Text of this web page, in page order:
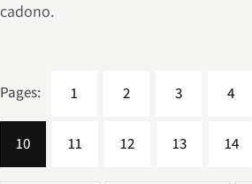
cadono.
Pages: 1 2 3 4
10 11 12 13 14